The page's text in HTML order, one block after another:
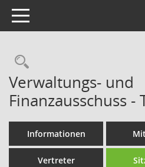
Toggle navigation
Rechercheauswahl
Verwaltungs- und
Finanzausschuss -
Informationen
Vertreter